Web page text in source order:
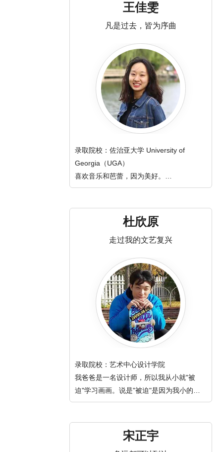
王佳雯
凡是过去，皆为序曲
录取院校：佐治亚大学 University of
Georgia（UGA）
喜欢音乐和芭蕾，因为美好。
喜欢运动和旅游，因为可以看世界。
杜欣原
走过我的文艺复兴
录取院校：艺术中心设计学院
我爸爸是一名设计师，所以我从小就"被
迫"学习画画。说是"被迫"是因为我小的时
候真的不喜欢画画。
宋正宇